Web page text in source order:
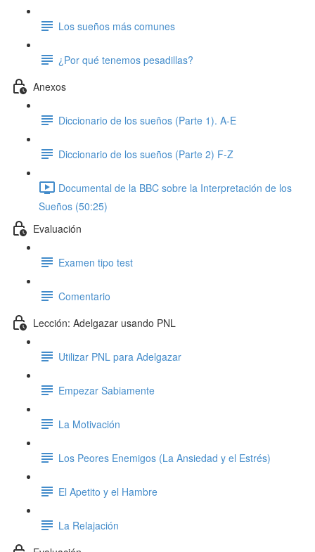
Los sueños más comunes
¿Por qué tenemos pesadillas?
Anexos
Diccionario de los sueños (Parte 1). A-E
Diccionario de los sueños (Parte 2) F-Z
Documental de la BBC sobre la Interpretación de los
Sueños (50:25)
Evaluación
Examen tipo test
Comentario
Lección: Adelgazar usando PNL
Utilizar PNL para Adelgazar
Empezar Sabiamente
La Motivación
Los Peores Enemigos (La Ansiedad y el Estrés)
El Apetito y el Hambre
La Relajación